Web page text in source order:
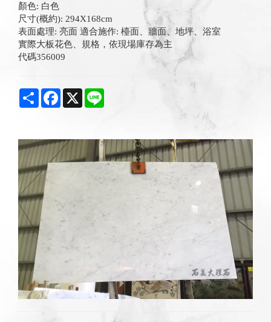
顏色: 白色
尺寸(概約): 294X168cm
表面處理: 亮面 適合施作: 檯面、牆面、地坪、浴室
實際大板花色、規格，依現場庫存為主
代碼356009
Share Facebook
X